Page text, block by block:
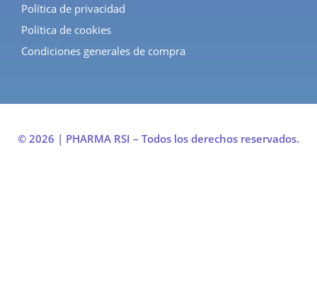
Política de privacidad
Política de cookies
Condiciones generales de compra
© 2026 | PHARMA RSI – Todos los derechos reservados.